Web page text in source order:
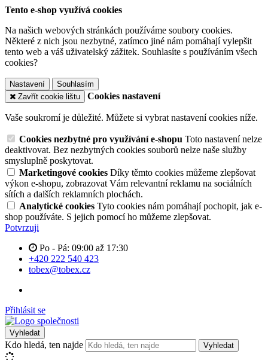
Tento e-shop využívá cookies
Na našich webových stránkách používáme soubory cookies.
Některé z nich jsou nezbytné, zatímco jiné nám pomáhají vylepšit
tento web a váš uživatelský zážitek. Souhlasíte s používáním všech
cookies?
Nastavení
Souhlasím
Zavřít cookie lištu
Cookies nastavení
Vaše soukromí je důležité. Můžete si vybrat nastavení cookies níže.
Cookies nezbytné pro využívání e-shopu Toto nastavení nelze
deaktivovat. Bez nezbytných cookies souborů nelze naše služby
smysluplně poskytovat.
Marketingové cookies Díky těmto cookies můžeme zlepšovat
výkon e-shopu, zobrazovat Vám relevantní reklamu na sociálních
sítích a dalších reklamních plochách.
Analytické cookies Tyto cookies nám pomáhají pochopit, jak e-
shop používáte. S jejich pomocí ho můžeme zlepšovat.
Potvrzuji
Po - Pá: 09:00 až 17:30
+420 222 540 423
tobex@tobex.cz
Přihlásit se
Vyhledat
Kdo hledá, ten najde Vyhledat